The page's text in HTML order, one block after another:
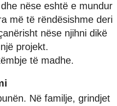
nëse eshtë e mundur
më të rëndësishme deri
nëse njihni dikë
projekt.
të madhe.
Në familje, grindjet